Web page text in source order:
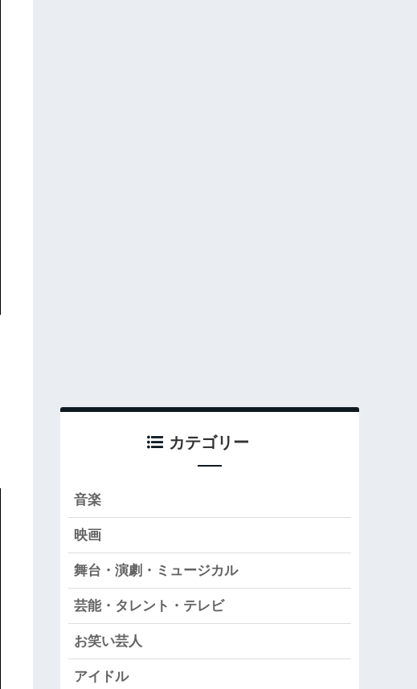
カテゴリー
音楽
映画
舞台・演劇・ミュージカル
芸能・タレント・テレビ
お笑い芸人
アイドル